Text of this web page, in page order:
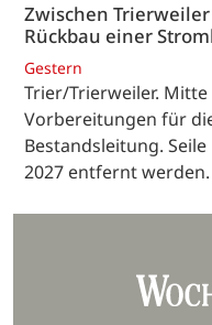
Zwischen
Rückbau einer
Gestern
Trier/Trierweiler.
Vorbereitungen für
Bestandsleitung.
2027 entfernt werden.